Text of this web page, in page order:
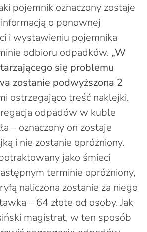
pojemnik oznaczony zostaje
o ponownej
i wystawieniu pojemnika
odbioru odpadków. „W
się problemu
zostanie podwyższona 2
ostrzegająco treść naklejki.
odpadów w kuble
– oznaczony on zostaje
i nie zostanie opróżniony.
jako śmieci
terminie opróżniony,
naliczona zostanie za niego
– 64 złote od osoby. Jak
magistrat, w ten sposób